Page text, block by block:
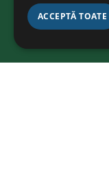
Str.
ACCEPTĂ TOATE